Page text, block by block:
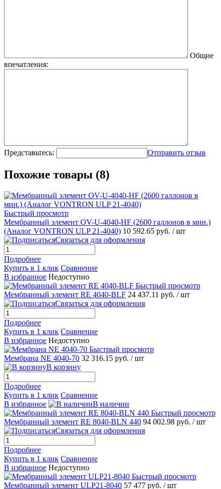
Общие
впечатления:
Представьтесь: Отправить отзыв
Похожие товары (8)
Быстрый просмотр
Мембранный элемент OV-U-4040-HF (2600 галлонов в мин.)
(Аналог VONTRON ULP 21-4040) 10 592.65 руб. / шт
Связаться для оформления
Подробнее
Купить в 1 клик Сравнение
В избранное Недоступно
Быстрый просмотр
Мембранный элемент RE 4040-BLF 24 437.11 руб. / шт
Связаться для оформления
Подробнее
Купить в 1 клик Сравнение
В избранное Недоступно
Быстрый просмотр
Мембрана NE 4040-70 32 316.15 руб. / шт
В корзину
Подробнее
Купить в 1 клик Сравнение
В избранное
В наличии
Быстрый просмотр
Мембранный элемент RE 8040-BLN 440 94 002.98 руб. / шт
Связаться для оформления
Подробнее
Купить в 1 клик Сравнение
В избранное Недоступно
Быстрый просмотр
Мембранный элемент ULP21-8040 57 477 руб. / шт